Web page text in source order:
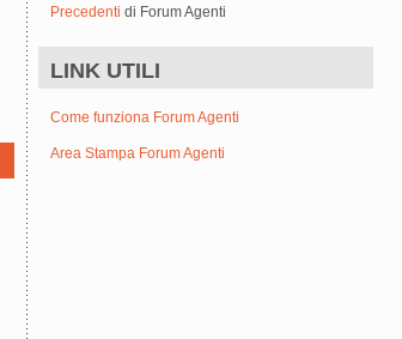
Precedenti di Forum Agenti
LINK UTILI
Come funziona Forum Agenti
Area Stampa Forum Agenti